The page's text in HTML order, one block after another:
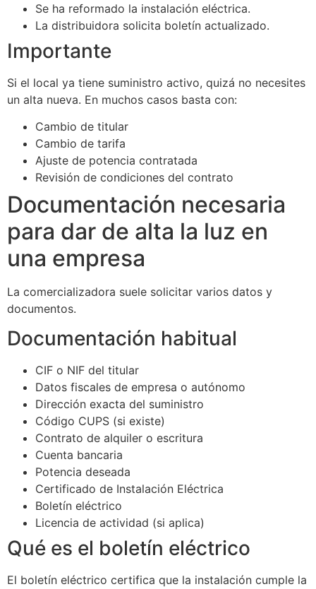
Se ha reformado la instalación eléctrica.
La distribuidora solicita boletín actualizado.
Importante
Si el local ya tiene suministro activo, quizá no necesites
un alta nueva. En muchos casos basta con:
Cambio de titular
Cambio de tarifa
Ajuste de potencia contratada
Revisión de condiciones del contrato
Documentación necesaria
para dar de alta la luz en
una empresa
La comercializadora suele solicitar varios datos y
documentos.
Documentación habitual
CIF o NIF del titular
Datos fiscales de empresa o autónomo
Dirección exacta del suministro
Código CUPS (si existe)
Contrato de alquiler o escritura
Cuenta bancaria
Potencia deseada
Certificado de Instalación Eléctrica
Boletín eléctrico
Licencia de actividad (si aplica)
Qué es el boletín eléctrico
El boletín eléctrico certifica que la instalación cumple la